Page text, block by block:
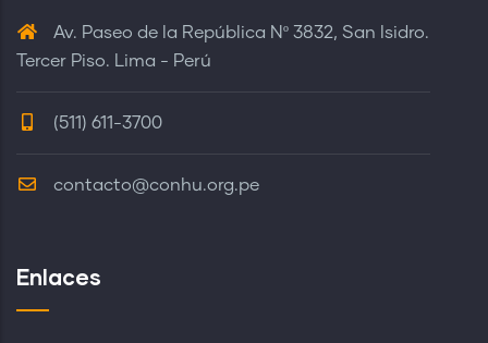
Av. Paseo de la República Nº 3832, San Isidro.
Tercer Piso. Lima - Perú
(511) 611-3700
contacto@conhu.org.pe
Enlaces